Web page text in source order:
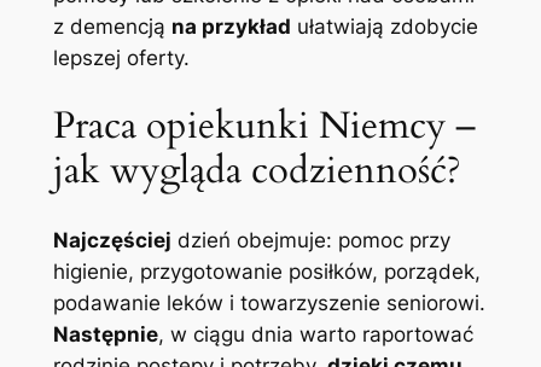
z demencją na przykład ułatwiają zdobycie
lepszej oferty.
Praca opiekunki Niemcy –
jak wygląda codzienność?
Najczęściej dzień obejmuje: pomoc przy
higienie, przygotowanie posiłków, porządek,
podawanie leków i towarzyszenie seniorowi.
Następnie, w ciągu dnia warto raportować